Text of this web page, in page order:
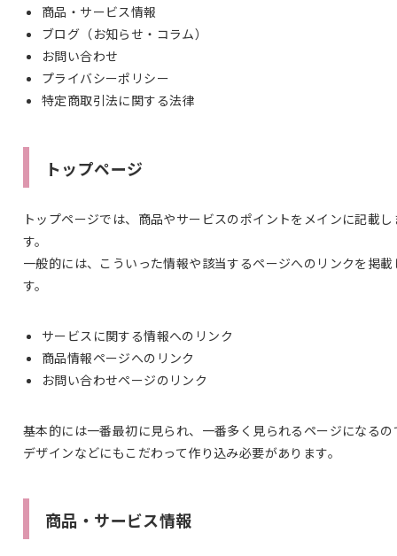
商品・サービス情報
ブログ（お知らせ・コラム）
お問い合わせ
プライバシーポリシー
特定商取引法に関する法律
トップページ
トップページでは、商品やサービスのポイントをメインに記載し
す。
一般的には、こういった情報や該当するページへのリンクを掲載
す。
サービスに関する情報へのリンク
商品情報ページへのリンク
お問い合わせページのリンク
基本的には一番最初に見られ、一番多く見られるページになるの
デザインなどにもこだわって作り込み必要があります。
商品・サービス情報